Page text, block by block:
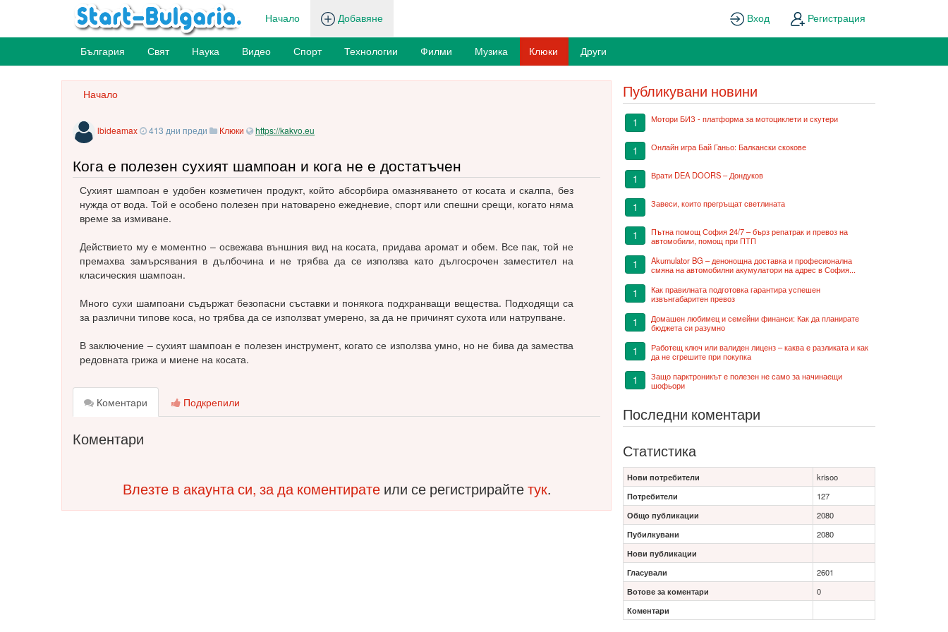
Начало Регистрация
Вход
Добавяне
България Свят Наука Видео Спорт Технологии Филми Музика Клюки Други
Начало
Кога е полезен сухият шампоан и кога не е достатъчен
lbideamax 413 дни преди Клюки https://kakvo.eu
Сухият шампоан е удобен козметичен продукт, който абсорбира омазняването от косата и скалпа, без
нужда от вода. Той е особено полезен при натоварено ежедневие, спорт или спешни срещи, когато няма
време за измиване.
Действието му е моментно – освежава външния вид на косата, придава аромат и обем. Все пак, той не
премахва замърсявания в дълбочина и не трябва да се използва като дългосрочен заместител на
класическия шампоан.
Много сухи шампоани съдържат безопасни съставки и понякога подхранващи вещества. Подходящи са
за различни типове коса, но трябва да се използват умерено, за да не причинят сухота или натрупване.
В заключение – сухият шампоан е полезен инструмент, когато се използва умно, но не бива да замества
редовната грижа и миене на косата.
Коментари Подкрепили
Коментари
Влезте в акаунта си, за да коментиратеили се регистрирайтетук.
Публикувани новини
1 Мотори БИЗ - платформа за мотоциклети и скутери
1 Онлайн игра Бай Ганьо: Балкански скокове
1 Врати DEA DOORS – Дондуков
1 Завеси, които прегръщат светлината
1
Пътна помощ София 24/7 – бърз репатрак и превоз на
автомобили, помощ при ПТП
1
Akumulator BG – денонощна доставка и професионална
смяна на автомобилни акумулатори на адрес в София...
1
Как правилната подготовка гарантира успешен
извънгабаритен превоз
1
Домашен любимец и семейни финанси: Как да планирате
бюджета си разумно
1
Работещ ключ или валиден лиценз – каква е разликата и как
да не сгрешите при покупка
1
Защо парктроникът е полезен не само за начинаещи
шофьори
Последни коментари
Статистика
Нови потребители
krisoo
Потребители
127
Общо публикации
2080
Пубилкувани
2080
Нови публикации
Гласували
2601
Вотове за коментари
0
Коментари